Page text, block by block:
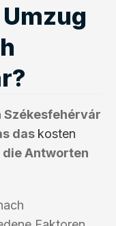
Székesfehérvár
das kosten
die Antworten